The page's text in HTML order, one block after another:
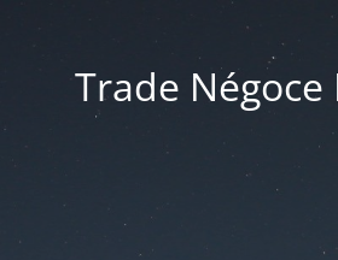
Trade Négoce